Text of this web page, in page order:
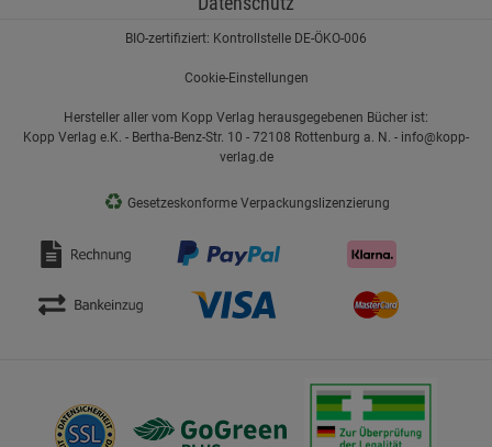
BIO-zertifiziert: Kontrollstelle DE-ÖKO-006
Cookie-Einstellungen
Hersteller aller vom Kopp Verlag herausgegebenen Bücher ist:
Kopp Verlag e.K. - Bertha-Benz-Str. 10 - 72108 Rottenburg a. N. - info@kopp-
verlag.de
♻ Gesetzeskonforme Verpackungslizenzierung